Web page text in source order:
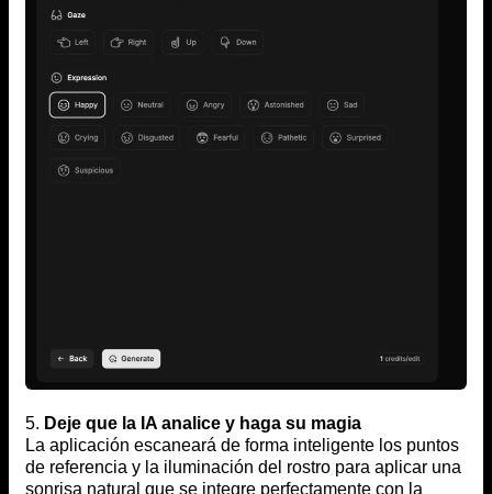
5. Deje que la IA analice y haga su magia
La aplicación escaneará de forma inteligente los puntos
de referencia y la iluminación del rostro para aplicar una
sonrisa natural que se integre perfectamente con la